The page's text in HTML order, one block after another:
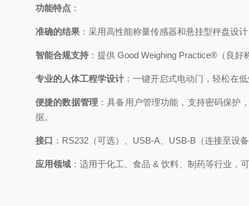
功能特点 ：
准确的结果 ：采用高性能称量传感器和悬挂型秤盘设
智能合规支持 ：提供 Good Weighing Practice®（良
专业的人体工程学设计 ：一键开启式电动门，轻松在
便捷的数据管理 ：具备用户管理功能，支持密码保护
据。
接口 ：RS232（可选）、USB-A、USB-B（连接至设
应用领域 ：适用于化工、食品 & 饮料、制药等行业，